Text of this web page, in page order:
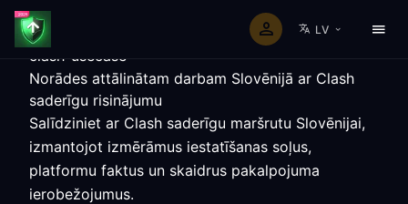
LV
clash-usecase
Norādes attālinātam darbam Slovēnijā ar Clash
saderīgu risinājumu
Salīdziniet ar Clash saderīgu maršrutu Slovēnijai,
izmantojot izmērāmus iestatīšanas soļus,
platformu faktus un skaidrus pakalpojuma
ierobežojumus.